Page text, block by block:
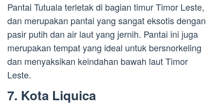
Pantai Tutuala terletak di bagian timur Timor Leste,
dan merupakan pantai yang sangat eksotis dengan
pasir putih dan air laut yang jernih. Pantai ini juga
merupakan tempat yang ideal untuk bersnorkeling
dan menyaksikan keindahan bawah laut Timor
Leste.
7. Kota Liquica